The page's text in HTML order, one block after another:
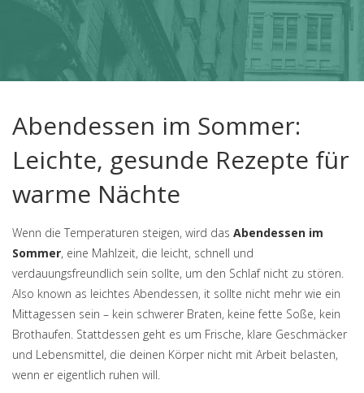
Abendessen im Sommer:
Leichte, gesunde Rezepte für
warme Nächte
Wenn die Temperaturen steigen, wird das Abendessen im
Sommer, eine Mahlzeit, die leicht, schnell und
verdauungsfreundlich sein sollte, um den Schlaf nicht zu stören.
Also known as leichtes Abendessen, it sollte nicht mehr wie ein
Mittagessen sein – kein schwerer Braten, keine fette Soße, kein
Brothaufen. Stattdessen geht es um Frische, klare Geschmäcker
und Lebensmittel, die deinen Körper nicht mit Arbeit belasten,
wenn er eigentlich ruhen will.